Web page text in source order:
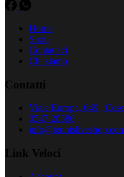
Home
Shop
Contattaci
Chi siamo
Contatti
Viale Europa, 649 ,
0547 20580
Link Veloci